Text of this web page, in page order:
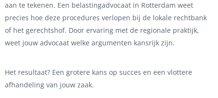
aan te tekenen. Een belastingadvocaat in Rotterdam weet
precies hoe deze procedures verlopen bij de lokale rechtbank
of het gerechtshof. Door ervaring met de regionale praktijk,
weet jouw advocaat welke argumenten kansrijk zijn.
Het resultaat? Een grotere kans op succes en een vlottere
afhandeling van jouw zaak.